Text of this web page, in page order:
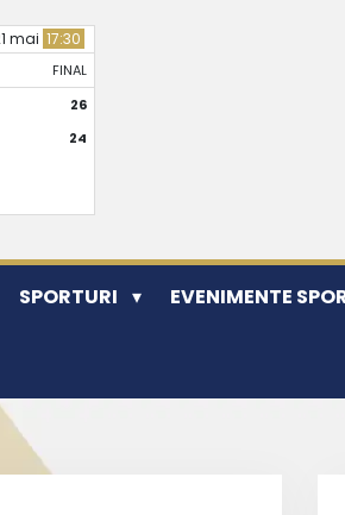
mai 17:30
FINAL
26
24
SPORTURI EVENIMENTE